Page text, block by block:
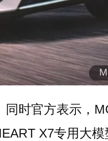
同时官方表示，
X7专用大模